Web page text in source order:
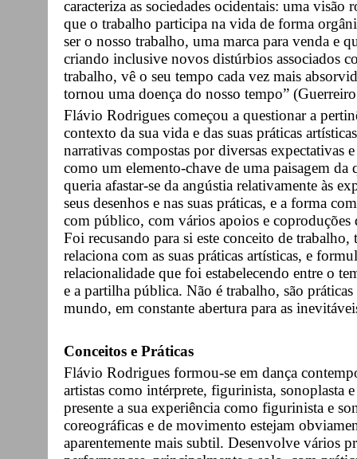
caracteriza as sociedades ocidentais: uma visão
que o trabalho participa na vida de forma
ser o nosso trabalho, uma marca para venda e
criando inclusive novos distúrbios associados
trabalho, vê o seu tempo cada vez mais
tornou uma doença do nosso tempo”
Flávio Rodrigues começou a questionar a
contexto da sua vida e das suas práticas
narrativas compostas por diversas expectativas
como um elemento-chave de uma paisagem
queria afastar-se da angústia relativamente às
seus desenhos e nas suas práticas, e a forma
com público, com vários apoios e
Foi recusando para si este conceito de
relaciona com as suas práticas artísticas, e
relacionalidade que foi estabelecendo entre o
e a partilha pública. Não é trabalho, são
mundo, em constante abertura para as
Conceitos e Práticas
Flávio Rodrigues formou-se em dança
artistas como intérprete, figurinista, sonoplasta
presente a sua experiência como figurinista e
coreográficas e de movimento estejam
aparentemente mais subtil. Desenvolve vários